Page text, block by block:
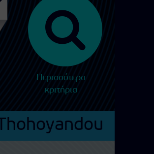
Περισσότερα
κριτήρια
Thohoyandou